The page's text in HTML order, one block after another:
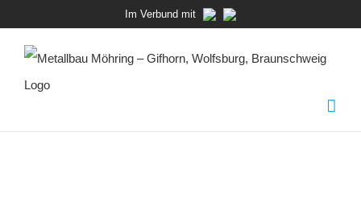
springen
Im Verbund mit